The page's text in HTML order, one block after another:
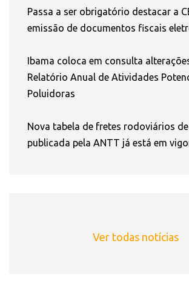
Passa a ser obrigatório destacar a
emissão de documentos fiscais
Ibama coloca em consulta
Relatório Anual de Atividades
Poluidoras
Nova tabela de fretes rodoviários
publicada pela ANTT já está em
Ver todas notícias